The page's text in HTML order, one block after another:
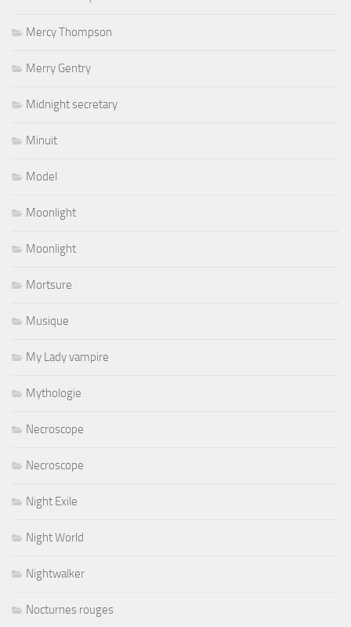
Mercy Thompson
Merry Gentry
Midnight secretary
Minuit
Model
Moonlight
Moonlight
Mortsure
Musique
My Lady vampire
Mythologie
Necroscope
Necroscope
Night Exile
Night World
Nightwalker
Nocturnes rouges